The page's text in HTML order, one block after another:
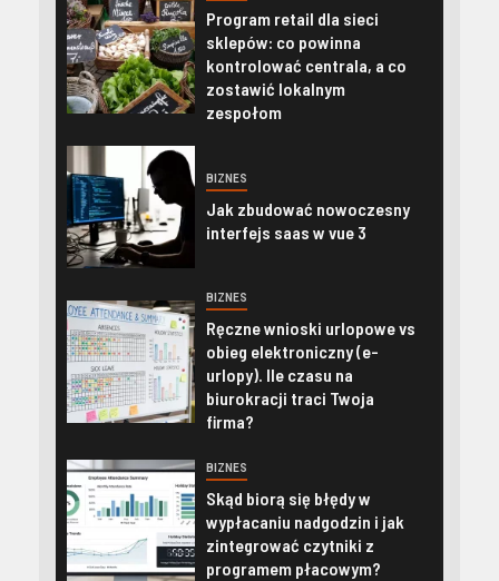
Program retail dla sieci
sklepów: co powinna
kontrolować centrala, a co
zostawić lokalnym
zespołom
BIZNES
Jak zbudować nowoczesny
interfejs saas w vue 3
BIZNES
Ręczne wnioski urlopowe vs
obieg elektroniczny (e-
urlopy). Ile czasu na
biurokracji traci Twoja
firma?
BIZNES
Skąd biorą się błędy w
wypłacaniu nadgodzin i jak
zintegrować czytniki z
programem płacowym?